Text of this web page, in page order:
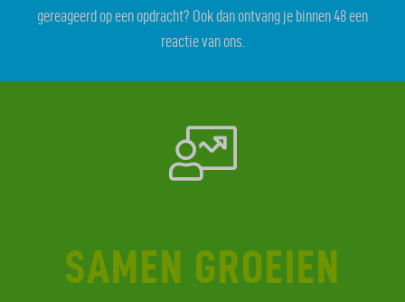
gereageerd op een opdracht? Ook dan ontvang je binnen 48 een
reactie van ons.
SAMEN GROEIEN